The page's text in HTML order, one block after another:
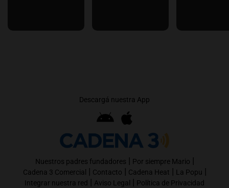
Descargá nuestra App
Nuestros padres fundadores | Por siempre Mario |
Cadena 3 Comercial | Contacto | Cadena Heat | La Popu |
Integrar nuestra red | Aviso Legal | Política de Privacidad